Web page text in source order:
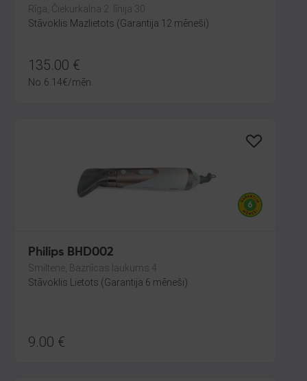
Rīga, Čiekurkalna 2. līnija 30
Stāvoklis Mazlietots (Garantija 12 mēneši)
135.00 €
No 6.14€/mēn.
Philips BHD002
Smiltene, Baznīcas laukums 4
Stāvoklis Lietots (Garantija 6 mēneši)
9.00 €